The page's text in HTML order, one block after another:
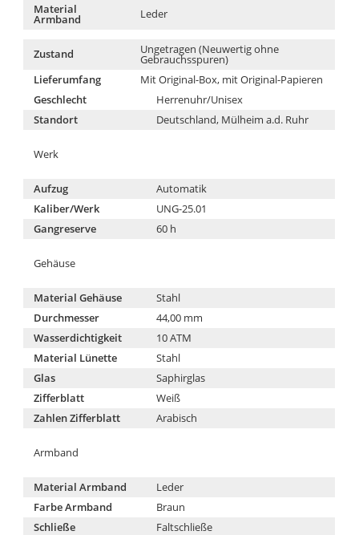
Material
Armband Leder
Zustand Ungetragen (Neuwertig ohne
Gebrauchsspuren)
Lieferumfang
Mit Original-Box, mit Original-Papieren
Geschlecht
Herrenuhr/Unisex
Standort
Deutschland, Mülheim a.d. Ruhr
Werk
Aufzug
Automatik
Kaliber/Werk
UNG-25.01
Gangreserve
60 h
Gehäuse
Material Gehäuse
Stahl
Durchmesser
44,00 mm
Wasserdichtigkeit
10 ATM
Material Lünette
Stahl
Glas
Saphirglas
Zifferblatt
Weiß
Zahlen Zifferblatt
Arabisch
Armband
Material Armband
Leder
Farbe Armband
Braun
Schließe
Faltschließe